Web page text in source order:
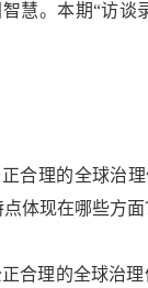
慧。本期“访
理的全球治
体现在哪些方面
理的全球治理